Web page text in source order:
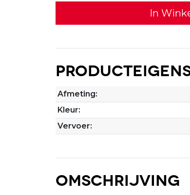
In
Afmeting:
Kleur:
Vervoer:
Omschrijving